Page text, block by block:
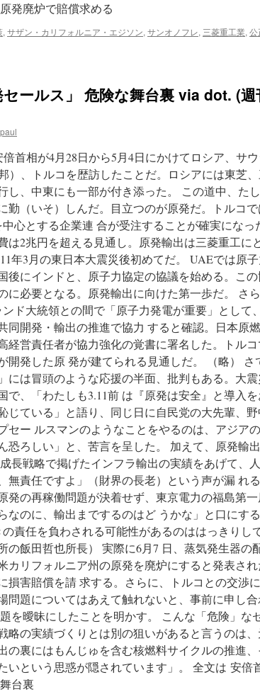
発廃炉で賠償求める
, サザン・カリフォルニア・エジソン, サンオノフレ, 三菱重工業, 公
ールス」 危険な舞台裏 via dot. (週
首相が4月28日から5月4日にかけてロシア、サ
）、トルコを歴訪したことだ。ロシアには東芝
し、中東にも一部が付き添った。 この道中、た
勤（いそ）しんだ。目立つのが原発だ。トルコ
心とする企業連 合が受注することが確実になっ
は2兆円を超える見通し。原発輸出は三菱重工に
年3月の東日本大震災後初めてだ。 UAEでは原
後にインドと、原子力協定の協議を始める。こ
に必要となる。原発輸出に向けた第一歩だ。 さ
ド大統領との間で「原子力発電が重要」として
同開発・輸出の推進で協力 すると確認。日本原
営責任者が協力強化の覚書に署名した。トルコ
開発した原 発が建てられる見通しだ。 （略） さ
には冒頭のような応援の半面、批判もある。大
で、「わたしも3.11前 は『原発は安全』と導入
じている」と語り、同じ日に自民党の大先輩、
セー ルスマンのようなことをやるのは、アジア
恐ろしい」と、苦言を呈した。 加えて、原発輸
長戦略で掲げたインフラ輸出の実績をあげて、
無責任ですよ」（財界の長老）という声が漏 れる
発の再稼働問題が決着せず、東京電力の福島第
なのに、輸出までするのはど うかな」と口にす
責任を負わされる可能性があるのははっきりし
の飯田哲也所長） 実際に6月7 日、蒸気発生器の
カリフォルニア州の原発を廃炉にすると発表さ
損害賠償を請 求する。さらに、トルコとの交渉
問題についてはあえて触れないと、事前に申し合
を曖昧にしたことを明かす。 こんな「危険」な
略の実績づくりとは別の狙いがあると言うのは
の裏にはもんじゅを含む核燃料サイクルの推進、
いという思惑が隠されています」。 全文は 安倍
台裏